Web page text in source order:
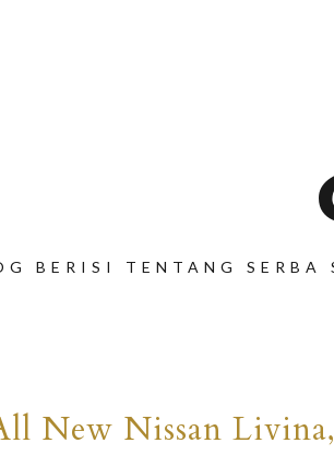
BERISI TENTANG
New Nissan